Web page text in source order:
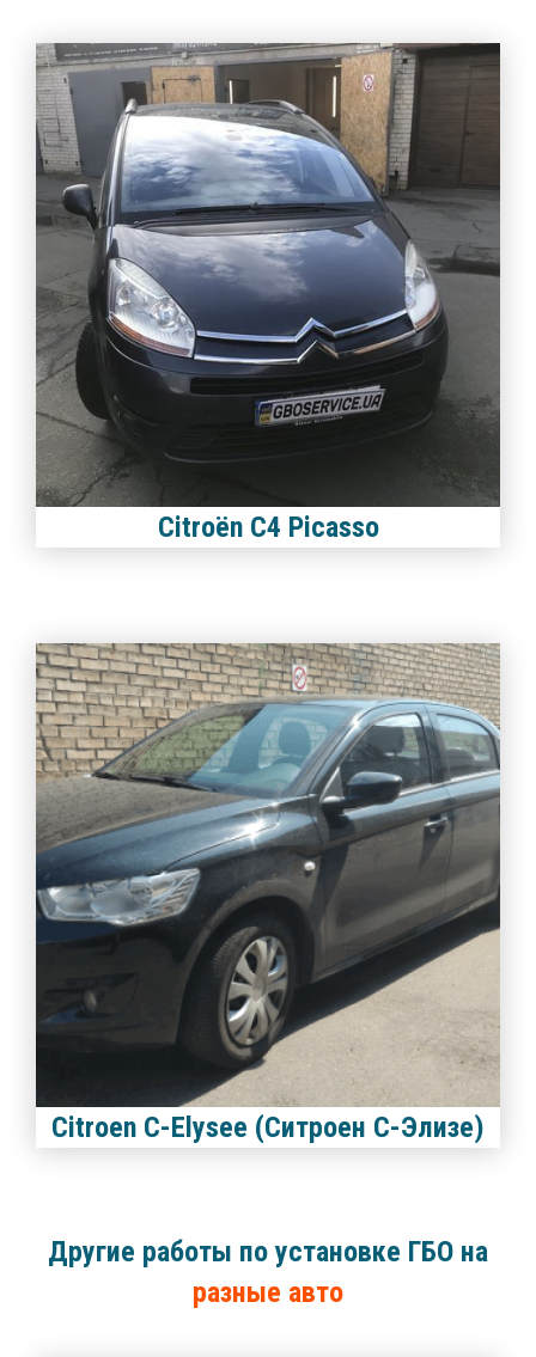
Citroën C4 Picasso
Citroen C-Elysee (Ситроен С-Элизе)
Другие работы по установке ГБО на
разные авто